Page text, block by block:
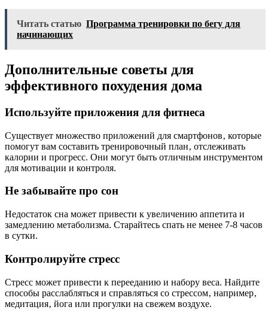
Читать статью Программа тренировки по бегу для
начинающих
Дополнительные советы для
эффективного похудения дома
Используйте приложения для фитнеса
Существует множество приложений для смартфонов‚ которые
помогут вам составить тренировочный план‚ отслеживать
калории и прогресс. Они могут быть отличным инструментом
для мотивации и контроля.
Не забывайте про сон
Недостаток сна может привести к увеличению аппетита и
замедлению метаболизма. Старайтесь спать не менее 7-8 часов
в сутки.
Контролируйте стресс
Стресс может привести к перееданию и набору веса. Найдите
способы расслабляться и справляться со стрессом‚ например‚
медитация‚ йога или прогулки на свежем воздухе.